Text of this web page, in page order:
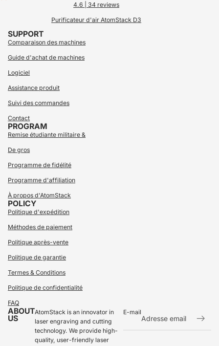
4.6 | 34 reviews
Purificateur d'air AtomStack D3
SUPPORT
Comparaison des machines
Guide d'achat de machines
Logiciel
Assistance produit
Suivi des commandes
Contact
PROGRAM
Remise étudiante militaire &
De gros
Programme de fidélité
Programme d'affiliation
À propos d'AtomStack
POLICY
Politique d'expédition
Méthodes de paiement
Politique après-vente
Politique de garantie
Termes & Conditions
Politique de confidentialité
FAQ
ABOUT
US
AtomStack is an innovator in
laser engraving and cutting
technology. We provide high-
quality, user-friendly laser
E-mail
Politique de remboursement
Politique de confidentialité